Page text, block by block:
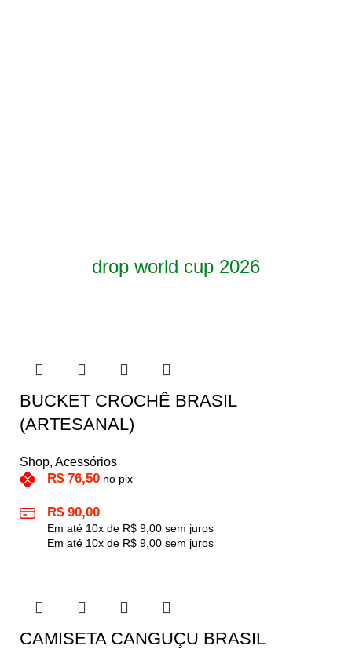
drop world cup 2026
BUCKET CROCHÊ BRASIL
(ARTESANAL)
Shop, Acessórios
R$76,50 no pix
R$90,00
Em até 10x de R$ 9,00 sem juros
Em até 10x de R$ 9,00 sem juros
CAMISETA CANGUÇU BRASIL